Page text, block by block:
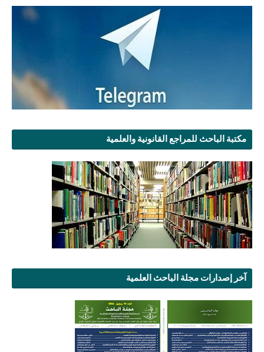
مكتبة الباحث للمراجع القانونية والعلمية
آخر إصدارات مجلة الباحث العلمية